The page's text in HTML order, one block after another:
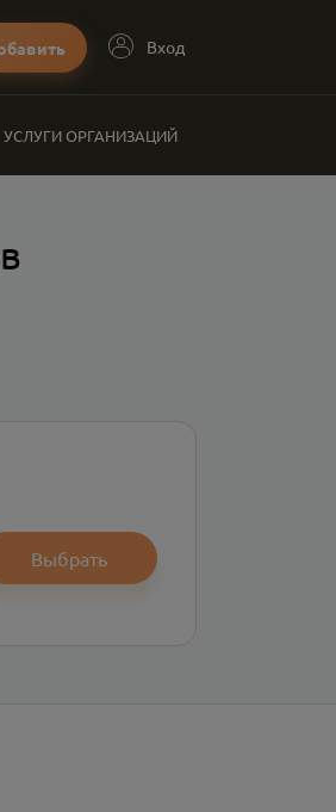
Вход
УСЛУГИ ОРГАНИЗАЦИЙ
Выбрать